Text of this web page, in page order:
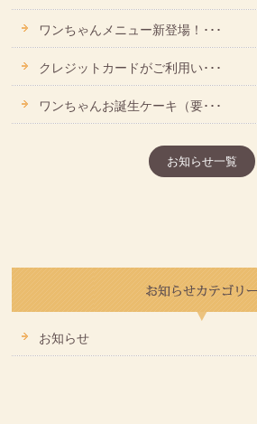
ワンちゃんメニュー新登場！･･･
クレジットカードがご利用い･･･
ワンちゃんお誕生ケーキ（要･･･
お知らせ一覧
お知らせ